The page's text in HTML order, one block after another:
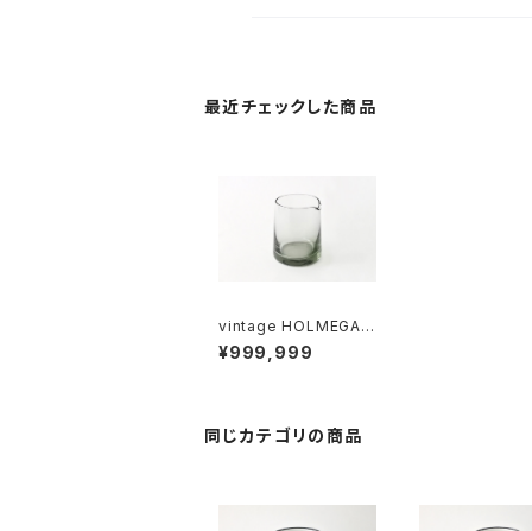
最近チェックした商品
vintage HOLMEGAA
RD milk pitcher / ヴ
ィンテージ ホルムガー
¥999,999
同じカテゴリの商品